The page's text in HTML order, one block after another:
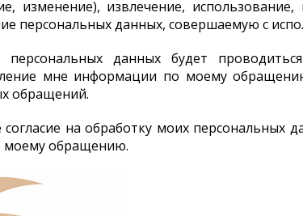
изменение), извлечение,
персональных данных, совершаемую c
персональных данных будет
мне информации по моему
обращений.
согласие на обработку моих персональных
обращению.